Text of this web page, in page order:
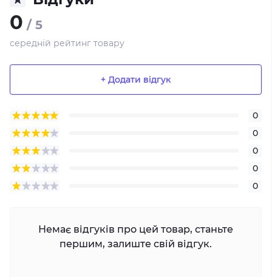
0 / 5
середній рейтинг товару
+ Додати відгук
0
0
0
0
0
Немає відгуків про цей товар, станьте
першим, залиште свій відгук.